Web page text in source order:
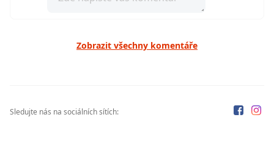
Zobrazit všechny komentáře
Sledujte nás na sociálních sítích: